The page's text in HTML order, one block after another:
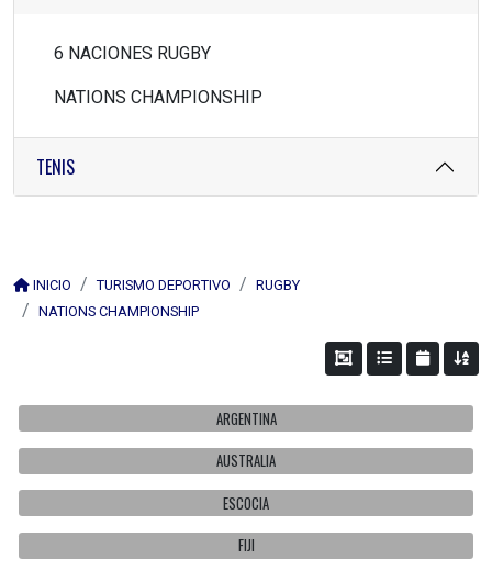
6 NACIONES RUGBY
NATIONS CHAMPIONSHIP
TENIS
INICIO TURISMO DEPORTIVO
RUGBY
NATIONS CHAMPIONSHIP
ARGENTINA
AUSTRALIA
ESCOCIA
FIJI